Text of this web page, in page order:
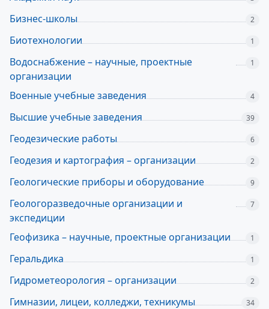
Бизнес-школы 2
Биотехнологии 1
Водоснабжение – научные, проектные
организации
1
Военные учебные заведения 4
Высшие учебные заведения 39
Геодезические работы 6
Геодезия и картография – организации 2
Геологические приборы и оборудование 9
Геологоразведочные организации и
экспедиции
7
Геофизика – научные, проектные организации 1
Геральдика 1
Гидрометеорология – организации 2
Гимназии, лицеи, колледжи, техникумы 34